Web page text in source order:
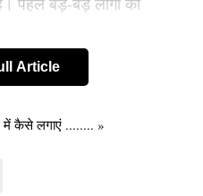
देगी मोदी सरकार, किसे और
कि पिछले 60 सालों में ये
Article
में कैसे लगाएं ........ »